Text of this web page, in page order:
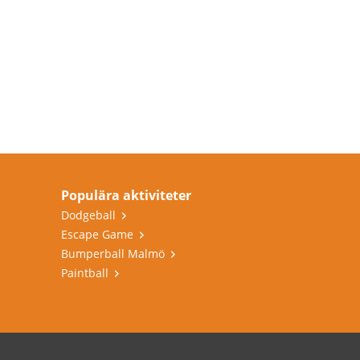
Populära aktiviteter
Dodgeball
Escape Game
Bumperball Malmö
Paintball